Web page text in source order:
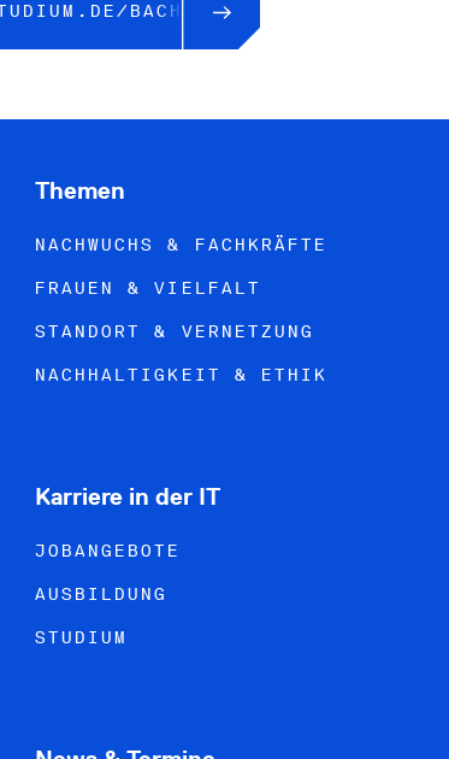
BACHELOR/ELEKTROTECHNIK/
Themen
NACHWUCHS & FACHKRÄFTE
FRAUEN & VIELFALT
STANDORT & VERNETZUNG
NACHHALTIGKEIT & ETHIK
Karriere in der IT
JOBANGEBOTE
AUSBILDUNG
STUDIUM